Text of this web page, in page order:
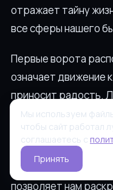
отражает тайну
все сферы нашего
Первые ворота
означает движение
приносит радость.
особенно без
внутренней
не полностью
важность системы
позволяет нам
Мы используем
чтобы сайт работал
соглашаетесь с
Принять